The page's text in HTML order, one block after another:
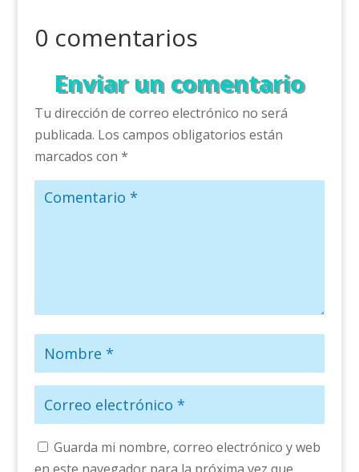
0 comentarios
Enviar un comentario
Tu dirección de correo electrónico no será
publicada. Los campos obligatorios están
marcados con *
Guarda mi nombre, correo electrónico y web